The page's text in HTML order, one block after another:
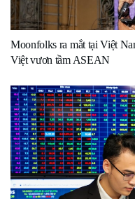
Moonfolks ra mắt tại Việt
Việt vươn tầm ASEAN